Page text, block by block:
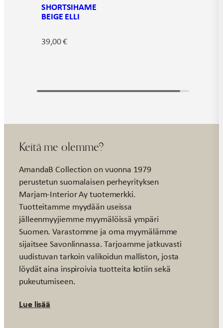
SHORTSIHAME
BEIGE ELLI
39,00€
Keitä me olemme?
AmandaB Collection on vuonna 1979
perustetun suomalaisen perheyrityksen
Marjam-Interior Ay tuotemerkki.
Tuotteitamme myydään useissa
jälleenmyyjiemme myymälöissä ympäri
Suomen. Varastomme ja oma myymälämme
sijaitsee Savonlinnassa. Tarjoamme jatkuvasti
uudistuvan tarkoin valikoidun malliston, josta
löydät aina inspiroivia tuotteita kotiin sekä
pukeutumiseen.
Lue lisää